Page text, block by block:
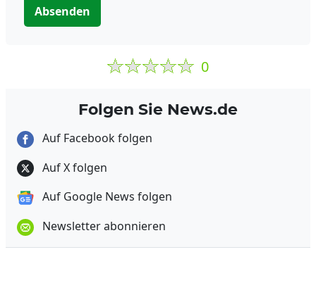
Absenden
0
Folgen Sie News.de
Auf Facebook folgen
Auf X folgen
Auf Google News folgen
Newsletter abonnieren